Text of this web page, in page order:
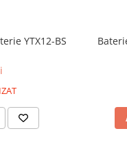
YTX12-BS